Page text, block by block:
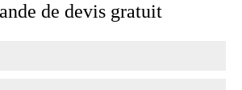
de devis gratuit